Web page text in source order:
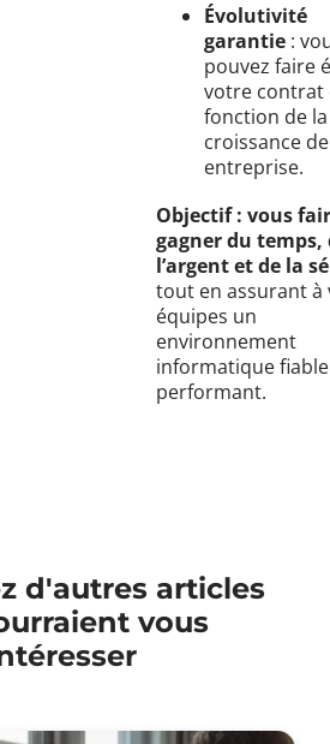
Évolutivité
garantie :
pouvez faire
votre contrat
fonction de la
croissance
entreprise.
Objectif : vous
gagner du temps,
l’argent et de la
tout en assurant à
équipes un
environnement
informatique
performant.
d'autres articles
vous